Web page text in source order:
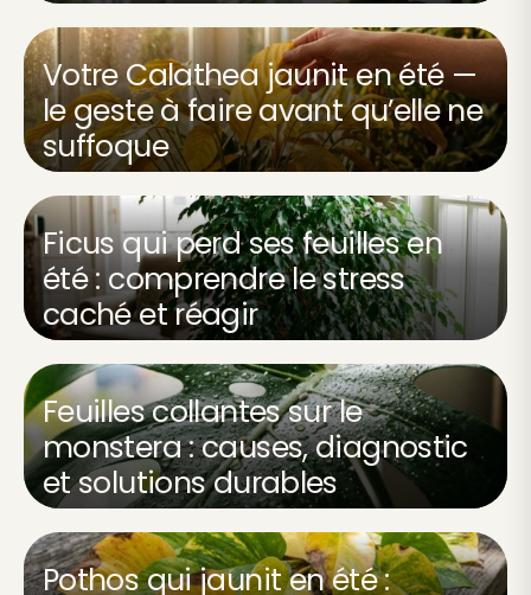
Votre Calathea jaunit en été —
le geste à faire avant qu’elle ne
suffoque
Ficus qui perd ses feuilles en
été : comprendre le stress
caché et réagir
Feuilles collantes sur le
monstera : causes, diagnostic
et solutions durables
Pothos qui jaunit en été :